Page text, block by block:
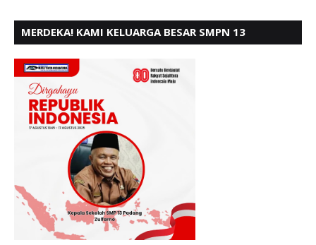
MERDEKA! KAMI KELUARGA BESAR SMPN 13